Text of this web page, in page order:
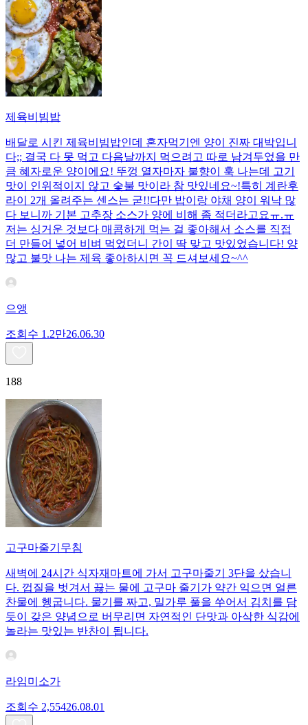
제육비빔밥
배달로 시킨 제육비빔밥인데 혼자먹기엔 양이 진짜 대박입니
다;; 결국 다 못 먹고 다음날까지 먹으려고 따로 남겨두었을 만
큼 혜자로운 양이에요! 뚜껑 열자마자 불향이 훅 나는데 고기
맛이 인위적이지 않고 숯불 맛이라 참 맛있네요~!특히 계란후
라이 2개 올려주는 센스는 굳!! ​다만 밥이랑 야채 양이 워낙 많
다 보니까 기본 고추장 소스가 양에 비해 좀 적더라고요ㅠ.ㅠ
저는 싱거운 것보다 매콤하게 먹는 걸 좋아해서 소스를 직접
더 만들어 넣어 비벼 먹었더니 간이 딱 맞고 맛있었습니다! 양
많고 불맛 나는 제육 좋아하시면 꼭 드셔보세요~^^
으앵
조회수 1.2만26.06.30
188
고구마줄기무침
새벽에 24시간 식자재마트에 가서 고구마줄기 3단을 샀습니
다. 껍질을 벗겨서 끓는 물에 고구마 줄기가 약간 익으면 얼른
찬물에 헹굽니다. 물기를 짜고, 밀가루 풀을 쑤어서 김치를 담
듯이 갖은 양념으로 버무리면 자연적인 단맛과 아삭한 식감에
놀라는 맛있는 반찬이 됩니다.
라임미소가
조회수 2,55426.08.01